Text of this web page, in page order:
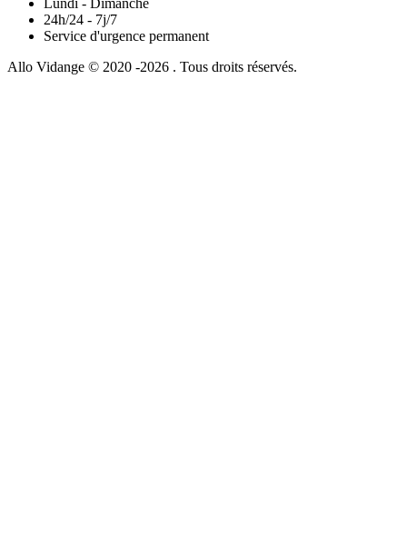
24h/24 - 7j/7
Service d'urgence permanent
Allo Vidange © 2020 -2026 . Tous droits réservés.